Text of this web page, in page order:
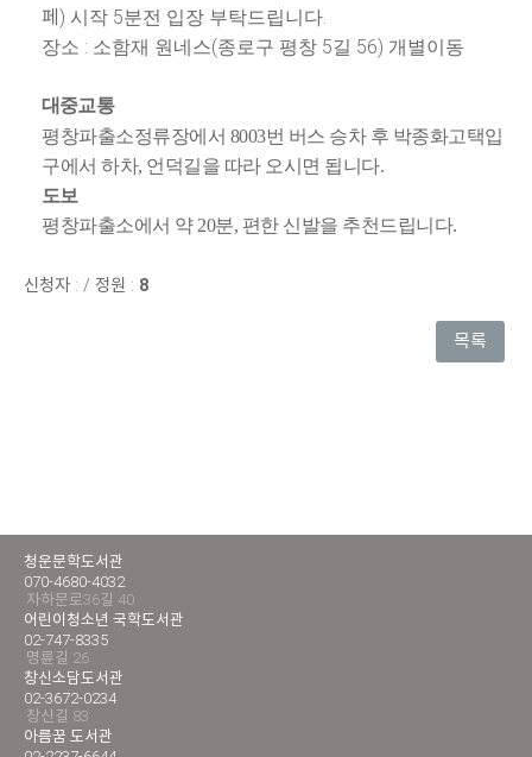
페 ) 시작 5분전 입장 부탁드립니다.
장소 : 소함재 원네스(종로구 평창 5길 56) 개별이동
대중교통
평창파출소정류장에서 8003번 버스 승차 후 박종화고택입
구에서 하차, 언덕길을 따라 오시면 됩니다.
도보
평창파출소에서 약 20분, 편한 신발을 추천드립니다.
신청자 : / 정원 : 8
목록
청운문학도서관
070-4680-4032
자하문로36길 40
어린이청소년 국학도서관
02-747-8335
명륜길 26
창신소담도서관
02-3672-0234
창신길 83
아름꿈 도서관